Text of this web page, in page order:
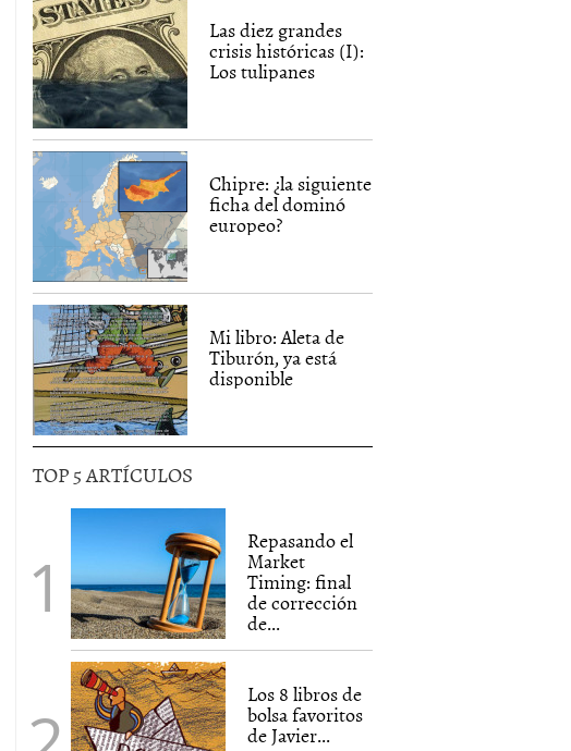
Las diez grandes
crisis históricas (I):
Los tulipanes
Chipre: ¿la siguiente
ficha del dominó
europeo?
Mi libro: Aleta de
Tiburón, ya está
disponible
TOP 5 ARTÍCULOS
Repasando el
Market
Timing: final
de corrección
de...
Los 8 libros de
bolsa favoritos
de Javier...